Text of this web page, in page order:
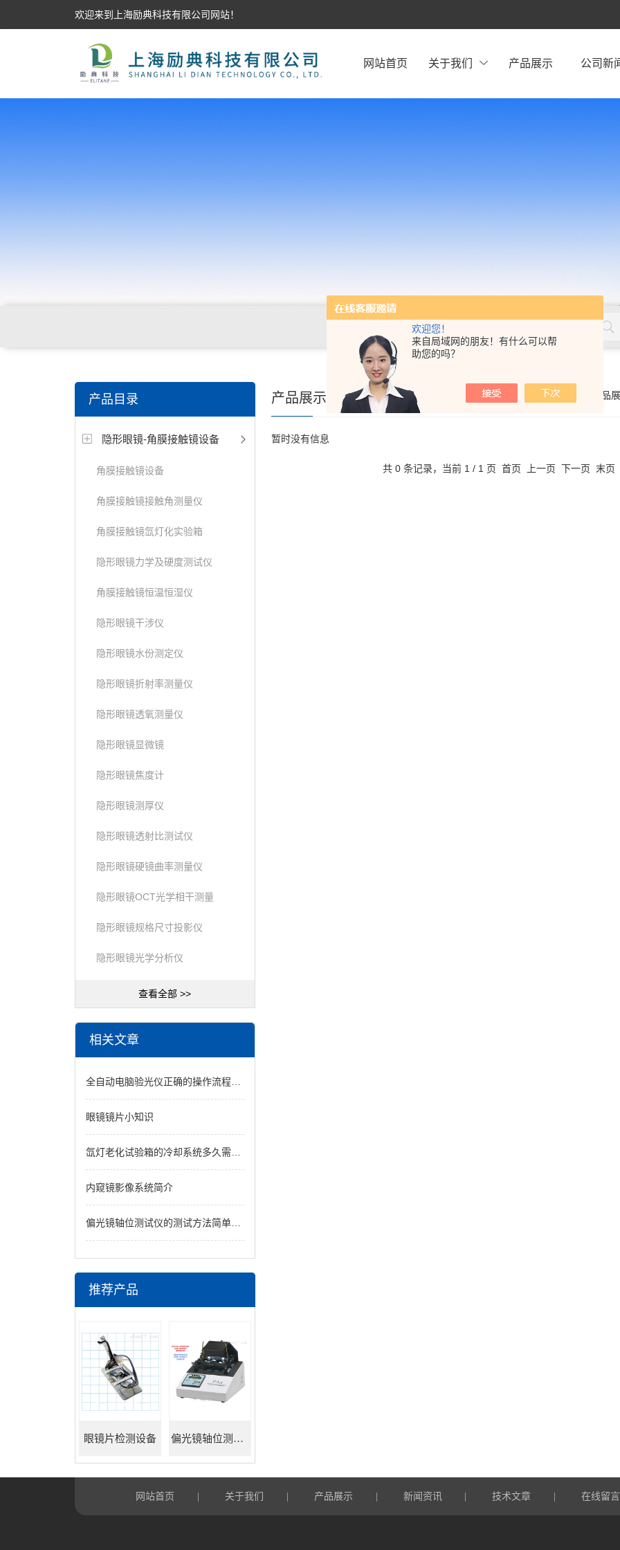
欢迎您！
来自局域网的朋友！有什么可以帮
助您的吗？
欢迎来到上海励典科技有限公司网站！
网站首页 关于我们 产品展示 公司新
角膜接触镜老化试验箱，角膜接触镜透过率测量仪，角膜接触镜接触角测量仪，角膜接触镜规格尺寸测量
仪，角膜接触镜厚度测量仪，角膜接触镜折光仪，角膜接触镜光学分析仪等，人工晶状体压缩力测量仪，人工晶状体尺寸
测试仪，人工晶状体疲劳试验仪等
产品目录
隐形眼镜-角膜接触镜设备
角膜接触镜设备
角膜接触镜接触角测量仪
角膜接触镜氙灯化实验箱
隐形眼镜力学及硬度测试仪
角膜接触镜恒温恒湿仪
隐形眼镜干涉仪
隐形眼镜水份测定仪
隐形眼镜折射率测量仪
隐形眼镜透氧测量仪
隐形眼镜显微镜
隐形眼镜焦度计
隐形眼镜测厚仪
隐形眼镜透射比测试仪
隐形眼镜硬镜曲率测量仪
隐形眼镜OCT光学相干测量
隐形眼镜规格尺寸投影仪
隐形眼镜光学分析仪
查看全部 >>
相关文章
全自动电脑验光仪正确的操作流程说明
眼镜镜片小知识
氙灯老化试验箱的冷却系统多久需要清洗一次?
内窥镜影像系统简介
偏光镜轴位测试仪的测试方法简单介绍
推荐产品
眼镜片检测设备 偏光镜轴位测试仪
你的位置： 产品
产品展示
暂时没有信息
共 0 条记录，当前 1 / 1 页 首页 上一页 下一页 末页
网站首页 关于我们 产品展示 新闻资讯 技术文章 在线留言